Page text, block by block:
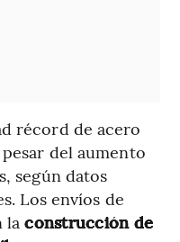
récord de acero
del aumento
según datos
Los envíos de
laconstrucción de